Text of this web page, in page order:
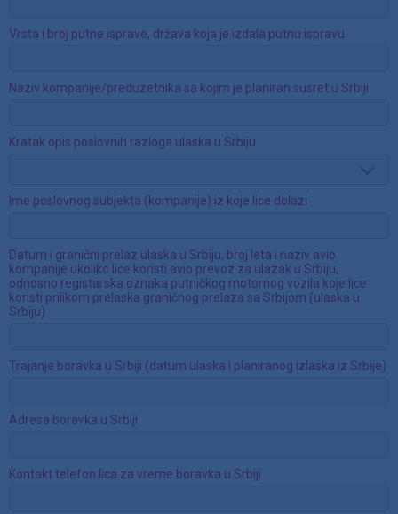
Vrsta i broj putne isprave, država koja je izdala putnu ispravu
Naziv kompanije/preduzetnika sa kojim je planiran susret u Srbiji
Kratak opis poslovnih razloga ulaska u Srbiju
Ime poslovnog subjekta (kompanije) iz koje lice dolazi
Datum i granični prelaz ulaska u Srbiju, broj leta i naziv avio
kompanije ukoliko lice koristi avio prevoz za ulazak u Srbiju,
odnosno registarska oznaka putničkog motornog vozila koje lice
koristi prilikom prelaska graničnog prelaza sa Srbijom (ulaska u
Srbiju)
Trajanje boravka u Srbiji (datum ulaska i planiranog izlaska iz Srbije)
Adresa boravka u Srbiji
Kontakt telefon lica za vreme boravka u Srbiji